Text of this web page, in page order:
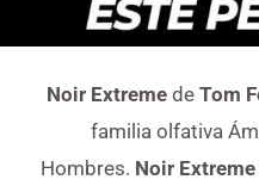
Noir Extreme de Tom
familia olfativa
Hombres. Noir Extreme